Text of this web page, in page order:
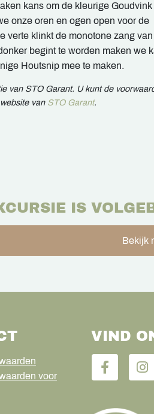
kans om de kleurige Goudvink
onze oren en ogen open voor de
verte klinkt de monotone zang
begint te worden maken we
Houtsnip mee te maken.
van STO Garant. U kunt de
van STO Garant.
IS
Bekijk
voor
VIND